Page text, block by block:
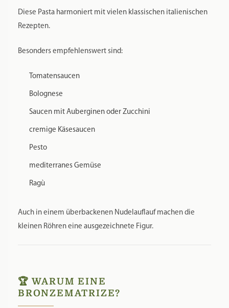
Diese Pasta harmoniert mit vielen klassischen italienischen
Rezepten.
Besonders empfehlenswert sind:
Tomatensaucen
Bolognese
Saucen mit Auberginen oder Zucchini
cremige Käsesaucen
Pesto
mediterranes Gemüse
Ragù
Auch in einem überbackenen Nudelauflauf machen die
kleinen Röhren eine ausgezeichnete Figur.
🏆 WARUM EINE
BRONZEMATRIZE?